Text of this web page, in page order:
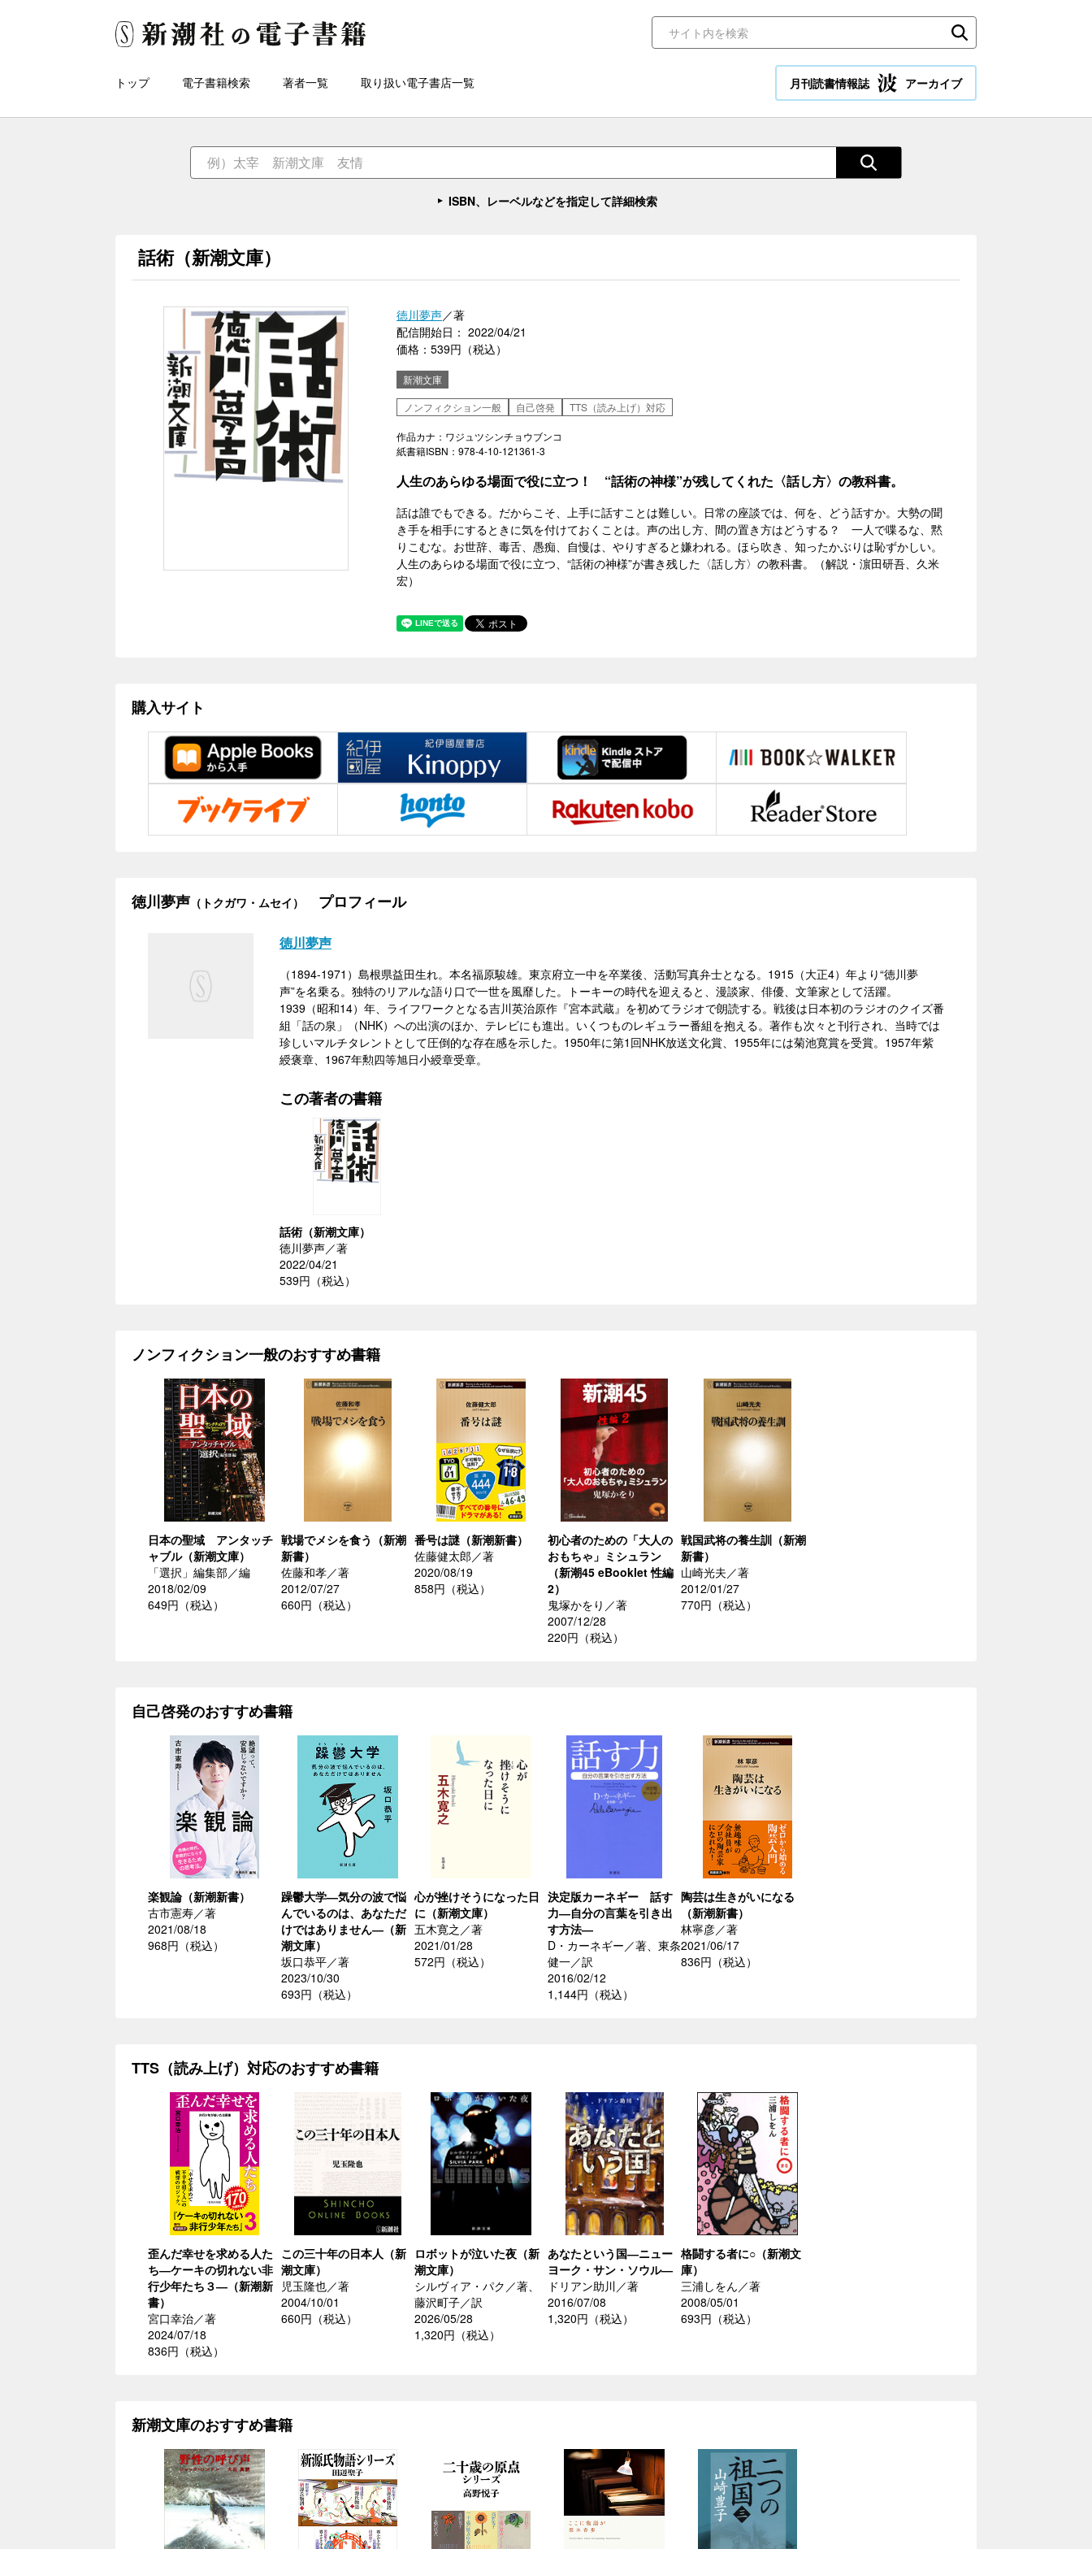
トップ 電子書籍検索 著者一覧 取り扱い電子書店一覧 月刊読書情報誌 アーカイブ
ISBN、レーベルなどを指定して詳細検索
話術（新潮文庫）
徳川夢声／著
配信開始日： 2022/04/21
価格：539円（税込）
新潮文庫
ノンフィクション一般
自己啓発 TTS（読み上げ）対応
作品カナ：ワジュツシンチョウブンコ
紙書籍ISBN：978-4-10-121361-3
人生のあらゆる場面で役に立つ！ “話術の神様”が残してくれた〈話し方〉の教科書。
話は誰でもできる。だからこそ、上手に話すことは難しい。日常の座談では、何を、どう話すか。大勢の聞
き手を相手にするときに気を付けておくことは。声の出し方、間の置き方はどうする？ 一人で喋るな、黙
りこむな。お世辞、毒舌、愚痴、自慢は、やりすぎると嫌われる。ほら吹き、知ったかぶりは恥ずかしい。
人生のあらゆる場面で役に立つ、“話術の神様”が書き残した〈話し方〉の教科書。（解説・濵田研吾、久米
宏）
購入サイト
徳川夢声 （トクガワ・ムセイ） プロフィール
徳川夢声
（1894-1971）島根県益田生れ。本名福原駿雄。東京府立一中を卒業後、活動写真弁士となる。1915（大正4）年より“徳川夢
声”を名乗る。独特のリアルな語り口で一世を風靡した。トーキーの時代を迎えると、漫談家、俳優、文筆家として活躍。
1939（昭和14）年、ライフワークとなる吉川英治原作『宮本武蔵』を初めてラジオで朗読する。戦後は日本初のラジオのクイズ番
組「話の泉」（NHK）への出演のほか、テレビにも進出。いくつものレギュラー番組を抱える。著作も次々と刊行され、当時では
珍しいマルチタレントとして圧倒的な存在感を示した。1950年に第1回NHK放送文化賞、1955年には菊池寛賞を受賞。1957年紫
綬褒章、1967年勲四等旭日小綬章受章。
この著者の書籍
話術（新潮文庫）
徳川夢声／著
2022/04/21
539円（税込）
ノンフィクション一般のおすすめ書籍
日本の聖域 アンタッチ
ャブル（新潮文庫）
「選択」編集部／編
2018/02/09
649円（税込）
戦場でメシを食う（新潮
新書）
佐藤和孝／著
2012/07/27
660円（税込）
番号は謎（新潮新書）
佐藤健太郎／著
2020/08/19
858円（税込）
初心者のための「大人の
おもちゃ」ミシュラン
（新潮45 eBooklet 性編
2）
鬼塚かをり／著
2007/12/28
220円（税込）
戦国武将の養生訓（新潮
新書）
山崎光夫／著
2012/01/27
770円（税込）
自己啓発のおすすめ書籍
楽観論（新潮新書）
古市憲寿／著
2021/08/18
968円（税込）
躁鬱大学―気分の波で悩
んでいるのは、あなただ
けではありません―（新
潮文庫）
坂口恭平／著
2023/10/30
693円（税込）
心が挫けそうになった日
に（新潮文庫）
五木寛之／著
2021/01/28
572円（税込）
決定版カーネギー 話す
力―自分の言葉を引き出
す方法―
D・カーネギー／著、東条
健一／訳
2016/02/12
1,144円（税込）
陶芸は生きがいになる
（新潮新書）
林寧彦／著
2021/06/17
836円（税込）
TTS（読み上げ）対応のおすすめ書籍
歪んだ幸せを求める人た
ち―ケーキの切れない非
行少年たち３―（新潮新
書）
宮口幸治／著
2024/07/18
836円（税込）
この三十年の日本人（新
潮文庫）
児玉隆也／著
2004/10/01
660円（税込）
ロボットが泣いた夜（新
潮文庫）
シルヴィア・パク／著、
藤沢町子／訳
2026/05/28
1,320円（税込）
あなたという国―ニュー
ヨーク・サン・ソウル―
ドリアン助川／著
2016/07/08
1,320円（税込）
格闘する者に○（新潮文
庫）
三浦しをん／著
2008/05/01
693円（税込）
新潮文庫のおすすめ書籍